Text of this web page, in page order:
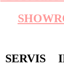
SERVIS